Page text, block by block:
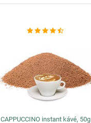
CAPPUCCINO instant kávé, 50g